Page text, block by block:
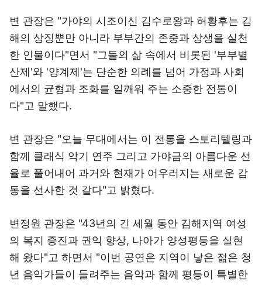
변 관장은 "가야의 시조이신 김수로왕과 허황후는 김
해의 상징뿐만 아니라 부부간의 존중과 상생을 실천
한 인물이다"면서 "그들의 삶 속에서 비롯된 '부부별
산제'와 '양계제'는 단순한 의례를 넘어 가정과 사회
에서의 균형과 조화를 일깨워 주는 소중한 전통이
다"고 말했다.
변 관장은 "오늘 무대에서는 이 전통을 스토리텔링과
함께 클래식 악기 연주 그리고 가야금의 아름다운 선
율로 풀어내어 과거와 현재가 어우러지는 새로운 감
동을 선사한 것 같다"고 밝혔다.
변정원 관장은 "43년의 긴 세월 동안 김해지역 여성
의 복지 증진과 권익 향상, 나아가 양성평등을 실현
해 왔다"고 하면서 "이번 공연은 지역이 낳은 젊은 청
년 음악가들이 들려주는 음악과 함께 평등이 특별한